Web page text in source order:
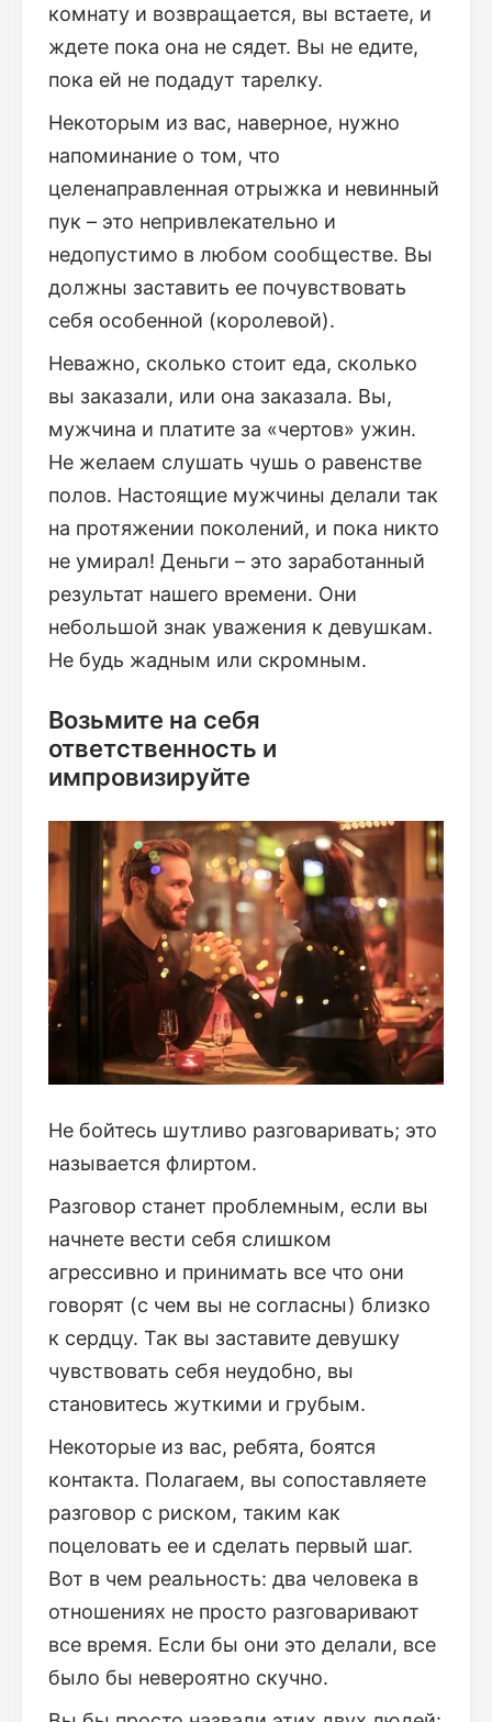
комнату и возвращается, вы встаете, и
ждете пока она не сядет. Вы не едите,
пока ей не подадут тарелку.
Некоторым из вас, наверное, нужно
напоминание о том, что
целенаправленная отрыжка и невинный
пук – это непривлекательно и
недопустимо в любом сообществе. Вы
должны заставить ее почувствовать
себя особенной (королевой).
Неважно, сколько стоит еда, сколько
вы заказали, или она заказала. Вы,
мужчина и платите за «чертов» ужин.
Не желаем слушать чушь о равенстве
полов. Настоящие мужчины делали так
на протяжении поколений, и пока никто
не умирал! Деньги – это заработанный
результат нашего времени. Они
небольшой знак уважения к девушкам.
Не будь жадным или скромным.
Возьмите на себя
ответственность и
импровизируйте
Не бойтесь шутливо разговаривать; это
называется флиртом.
Разговор станет проблемным, если вы
начнете вести себя слишком
агрессивно и принимать все что они
говорят (с чем вы не согласны) близко
к сердцу. Так вы заставите девушку
чувствовать себя неудобно, вы
становитесь жуткими и грубым.
Некоторые из вас, ребята, боятся
контакта. Полагаем, вы сопоставляете
разговор с риском, таким как
поцеловать ее и сделать первый шаг.
Вот в чем реальность: два человека в
отношениях не просто разговаривают
все время. Если бы они это делали, все
было бы невероятно скучно.